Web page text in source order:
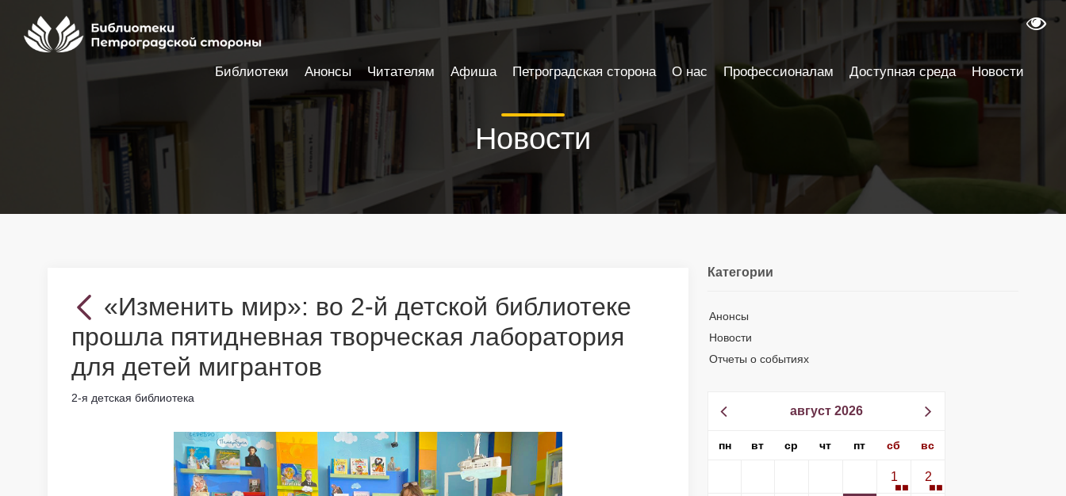
Новости
«Изменить мир»: во 2-й детской библиотеке
прошла пятидневная творческая лаборатория
для детей мигрантов
2-я детская библиотека
Категории
Анонсы
Новости
Отчеты о событиях
август 2026
пн вт ср чт пт сб вс
1 2
Библиотеки Анонсы Читателям Афиша Петроградская сторона О нас Профессионалам Доступная среда Новости
Настройки доступности